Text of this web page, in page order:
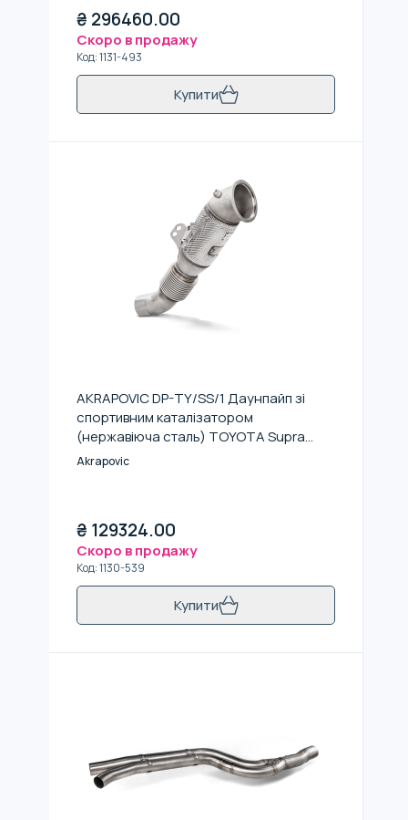
₴ 296460.00
Скоро в продажу
Код:1131-493
Купити
AKRAPOVIC DP-TY/SS/1 Даунпайп зі
спортивним каталізатором
(нержавіюча сталь) TOYOTA Supra
(A90) / BMW Z4 (G29) 2019-2025
Akrapovic
₴ 129324.00
Скоро в продажу
Код:1130-539
Купити